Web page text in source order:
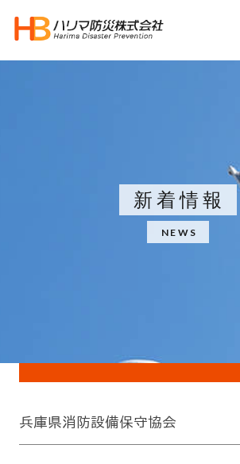
新着情報
NEWS
兵庫県消防設備保守協会